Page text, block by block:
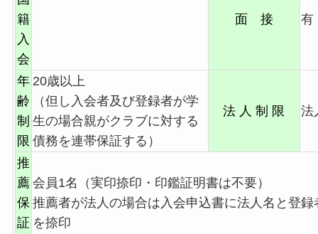
籍
入
会
面 接 有
年
齢
制
限
20歳以上
（但し入会者及び登録者が学
生の場合親がクラブに対する
債務を連帯保証する）
法 人 制 限 法
推
薦
保
証
会員1名（実印捺印・印鑑証明書は不要）
推薦者が法人の場合は入会申込書に法人名と登
を捺印